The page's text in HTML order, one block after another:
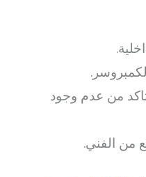
من عدم وجود
من الفني.